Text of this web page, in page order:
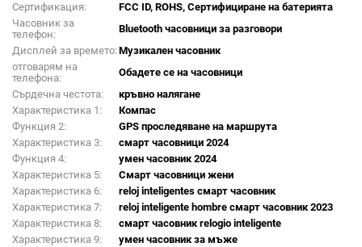
Сертификация:
FCC ID, ROHS, Сертифициране на батерията
Часовник за
телефон:
Bluetooth часовници за разговори
Дисплей за времето: Музикален часовник
отговарям на
телефона:
Обадете се на часовници
Сърдечна честота:
кръвно налягане
Характеристика 1:
Компас
Функция 2:
GPS проследяване на маршрута
Характеристика 3:
смарт часовници 2024
Функция 4:
умен часовник 2024
Характеристика 5:
Смарт часовници жени
Характеристика 6:
reloj inteligentes смарт часовник
Характеристика 7:
reloj inteligente hombre смарт часовник 2023
Характеристика 8:
смарт часовник relogio inteligente
Характеристика 9:
умен часовник за мъже